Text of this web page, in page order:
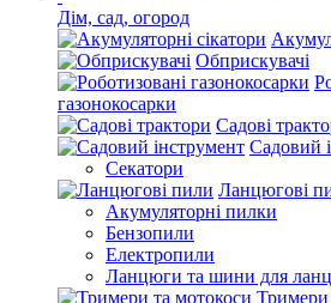
Дім, сад, огород
Обприскувачі
газонокосарки
Садові
Садовий
Секатори
Ланцюгові
Акумуляторні пилки
Бензопили
Електропили
Ланцюги та шини для
Тримери